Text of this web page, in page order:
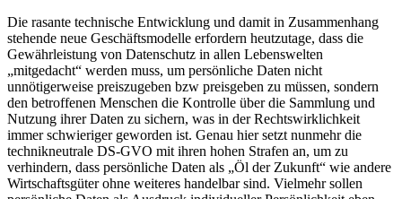
Die rasante technische Entwicklung und damit in Zusammenhang
stehende neue Geschäftsmodelle erfordern heutzutage, dass die
Gewährleistung von Datenschutz in allen Lebenswelten
„mitgedacht“ werden muss, um persönliche Daten nicht
unnötigerweise preiszugeben bzw preisgeben zu müssen, sondern
den betroffenen Menschen die Kontrolle über die Sammlung und
Nutzung ihrer Daten zu sichern, was in der Rechtswirklichkeit
immer schwieriger geworden ist. Genau hier setzt nunmehr die
technikneutrale DS-GVO mit ihren hohen Strafen an, um zu
verhindern, dass persönliche Daten als „Öl der Zukunft“ wie andere
Wirtschaftsgüter ohne weiteres handelbar sind. Vielmehr sollen